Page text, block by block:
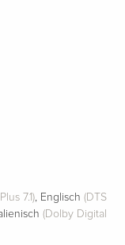
kommt es, dass
kämpfen,
muss.
7.1), Englisch (DTS
(Dolby Digital